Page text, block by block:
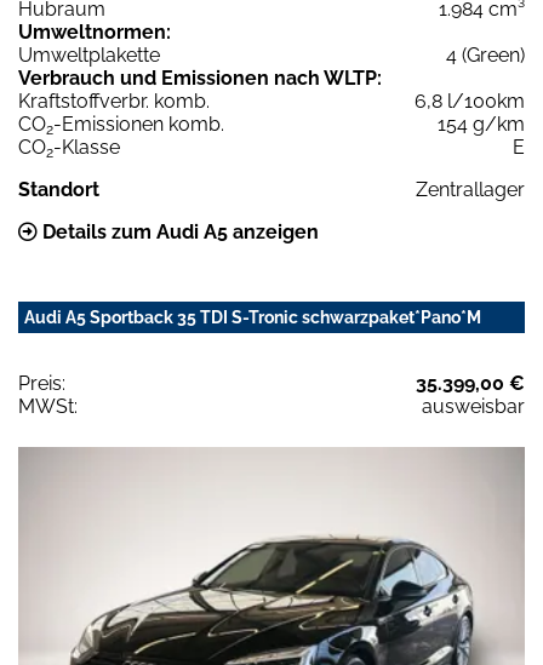
Hubraum
1.984 cm³
Umweltnormen:
Umweltplakette
4 (Green)
Verbrauch und Emissionen nach WLTP:
Kraftstoffverbr. komb.
6,8 l/100km
CO2-Emissionen komb.
154 g/km
CO2-Klasse
E
Standort
Zentrallager
Details zum Audi A5 anzeigen
Audi A5 Sportback 35 TDI S-Tronic schwarzpaket*Pano*M
Preis:
35.399,00 €
MWSt:
ausweisbar